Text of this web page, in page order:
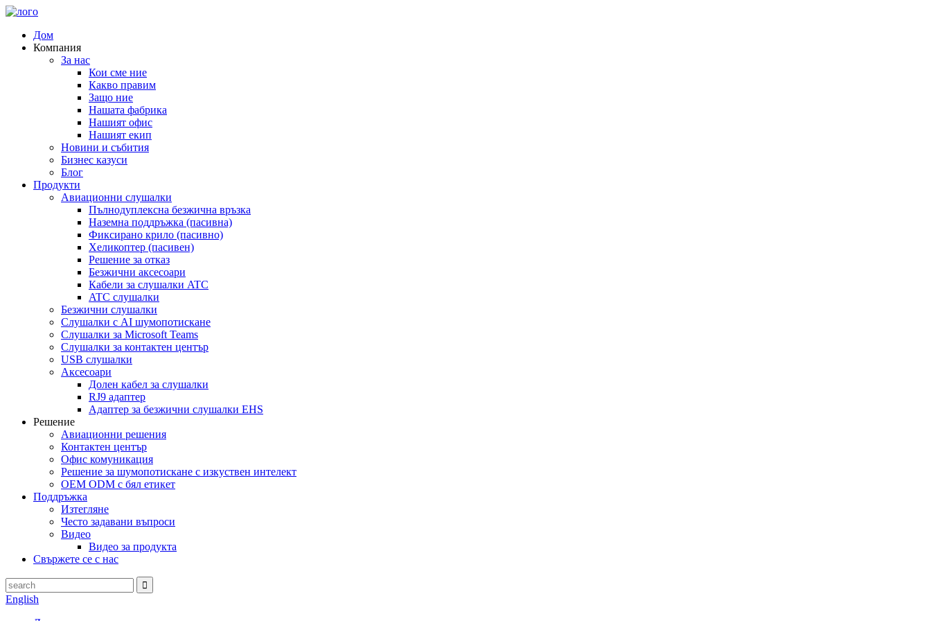
Дом
Компания
За нас
Кои сме ние
Какво правим
Защо ние
Нашата фабрика
Нашият офис
Нашият екип
Новини и събития
Бизнес казуси
Блог
Продукти
Авиационни слушалки
Пълнодуплексна безжична връзка
Наземна поддръжка (пасивна)
Фиксирано крило (пасивно)
Хеликоптер (пасивен)
Решение за отказ
Безжични аксесоари
Кабели за слушалки ATC
ATC слушалки
Безжични слушалки
Слушалки с AI шумопотискане
Слушалки за Microsoft Teams
Слушалки за контактен център
USB слушалки
Аксесоари
Долен кабел за слушалки
RJ9 адаптер
Адаптер за безжични слушалки EHS
Решение
Авиационни решения
Контактен център
Офис комуникация
Решение за шумопотискане с изкуствен интелект
OEM ODM с бял етикет
Поддръжка
Изтегляне
Често задавани въпроси
Видео
Видео за продукта
Свържете се с нас
English